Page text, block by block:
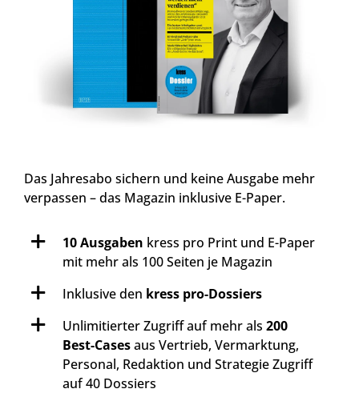
Das Jahresabo sichern und keine Ausgabe mehr
verpassen – das Magazin inklusive E-Paper.
10 Ausgaben kress pro Print und E-Paper
mit mehr als 100 Seiten je Magazin
Inklusive den kress pro-Dossiers
Unlimitierter Zugriff auf mehr als 200
Best-Casesaus Vertrieb, Vermarktung,
Personal, Redaktion und Strategie Zugriff
auf 40 Dossiers